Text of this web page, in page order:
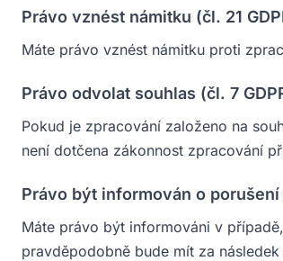
Právo vznést námitku (čl. 21
Máte právo vznést námitku proti
Právo odvolat souhlas (čl. 7
Pokud je zpracování založeno na
není dotčena zákonnost zpracování
Právo být informován o
Máte právo být informováni v
pravděpodobně bude mít za